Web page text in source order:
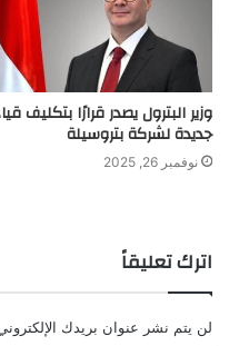
وزير البترول يصدر قرارًا بتكليف
جديدة لشركة بتروسيلة
نوفمبر 26, 2025
اترك تعليقاً
لن يتم نشر عنوان بريدك